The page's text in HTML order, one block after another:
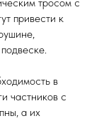
привести к
в
частников с
а их